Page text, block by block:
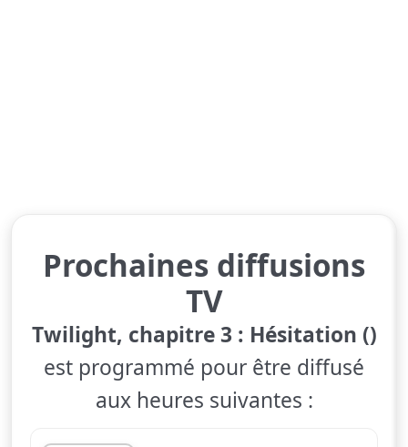
Prochaines diffusions
TV
Twilight, chapitre 3 : Hésitation ()
est programmé pour être diffusé
aux heures suivantes :